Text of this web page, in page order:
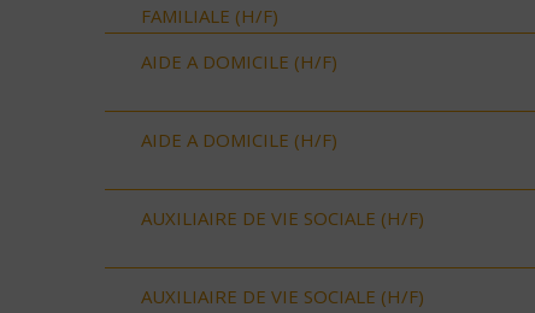
FAMILIALE (H/F)
AIDE A DOMICILE (H/F)
AIDE A DOMICILE (H/F)
AUXILIAIRE DE VIE SOCIALE (H/F)
AUXILIAIRE DE VIE SOCIALE (H/F)